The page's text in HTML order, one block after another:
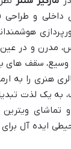
داخلی و
مدرن و در
سقف های
هنری را به
به یک لذت
تماشای
ایده آل برای